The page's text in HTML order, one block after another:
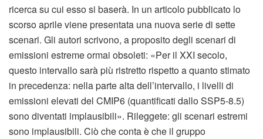
ricerca su cui esso si baserà. In un articolo pubblicato lo
scorso aprile viene presentata una nuova serie di sette
scenari. Gli autori scrivono, a proposito degli scenari di
emissioni estreme ormai obsoleti: «Per il XXI secolo,
questo intervallo sarà più ristretto rispetto a quanto stimato
in precedenza: nella parte alta dell’intervallo, i livelli di
emissioni elevati del CMIP6 (quantificati dallo SSP5-8.5)
sono diventati implausibili». Rileggete: gli scenari estremi
sono implausibili. Ciò che conta è che il gruppo